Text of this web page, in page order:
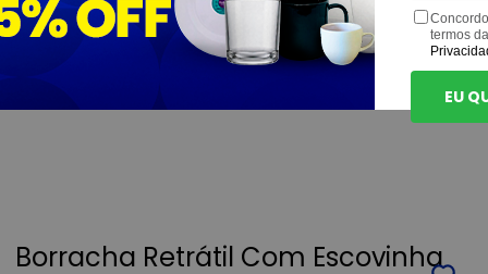
Borracha Retrátil Com Escovinha
termos
EU